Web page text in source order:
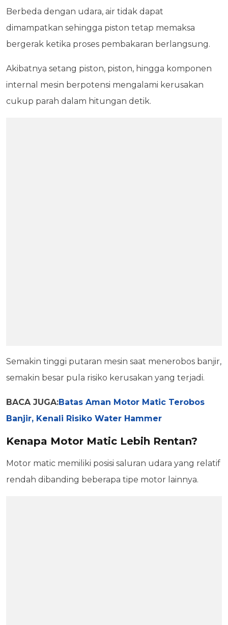
Berbeda dengan udara, air tidak dapat
dimampatkan sehingga piston tetap memaksa
bergerak ketika proses pembakaran berlangsung.
Akibatnya setang piston, piston, hingga komponen
internal mesin berpotensi mengalami kerusakan
cukup parah dalam hitungan detik.
Semakin tinggi putaran mesin saat menerobos banjir,
semakin besar pula risiko kerusakan yang terjadi.
BACA JUGA:Batas Aman Motor Matic Terobos
Banjir, Kenali Risiko Water Hammer
Kenapa Motor Matic Lebih Rentan?
Motor matic memiliki posisi saluran udara yang relatif
rendah dibanding beberapa tipe motor lainnya.